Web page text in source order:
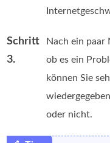
Schritt
3.
Nach ein paar
ob es ein
können Sie
oder nicht.